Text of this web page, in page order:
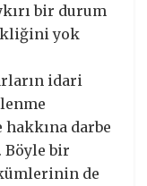
bir durum
yok
idari
darbe
Böyle bir
de